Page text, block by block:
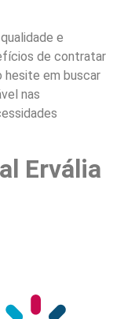
e
de contratar
hesite em buscar
nas
Ervália